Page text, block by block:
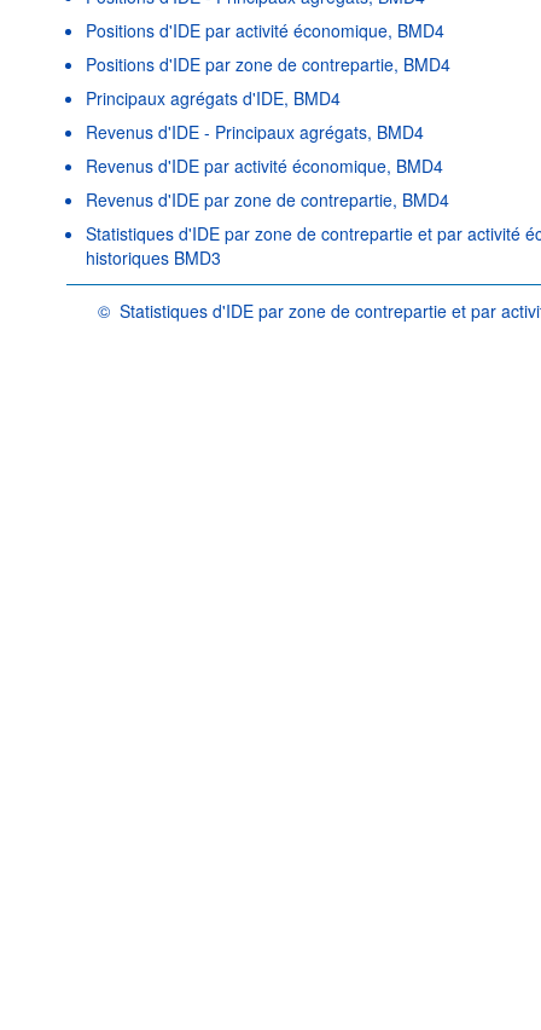
Positions d'IDE par activité économique, BMD4
Positions d'IDE par zone de contrepartie, BMD4
Principaux agrégats d'IDE, BMD4
Revenus d'IDE - Principaux agrégats, BMD4
Revenus d'IDE par activité économique, BMD4
Revenus d'IDE par zone de contrepartie, BMD4
Statistiques d'IDE par zone de contrepartie et par activité
historiques BMD3
© Statistiques d'IDE par zone de contrepartie et par